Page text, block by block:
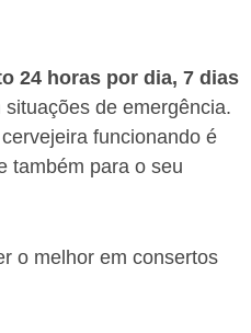
24 horas por dia, 7 dias
situações de emergência.
funcionando é
também para o seu
o melhor em consertos